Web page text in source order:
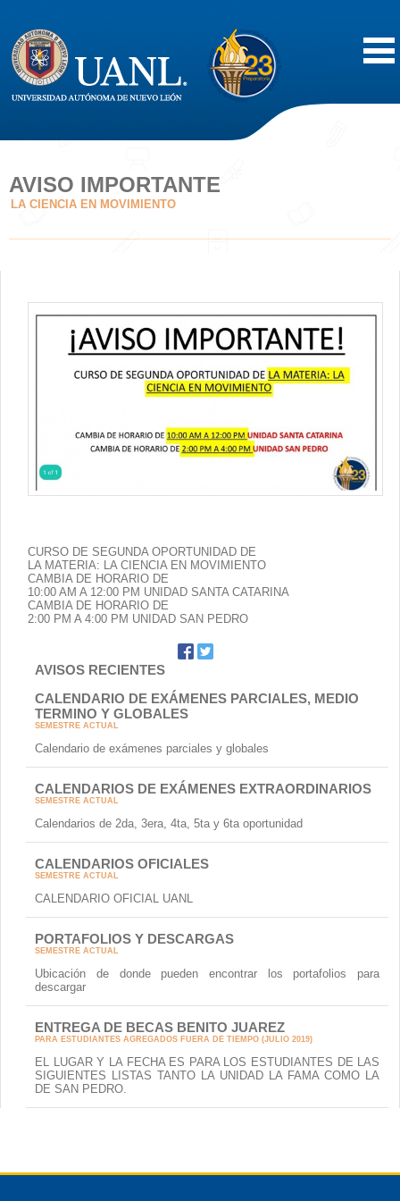
Acerca de
Servicios
Difusión
AVISO IMPORTANTE
LA CIENCIA EN MOVIMIENTO
CURSO DE SEGUNDA OPORTUNIDAD DE
LA MATERIA: LA CIENCIA EN MOVIMIENTO
CAMBIA DE HORARIO DE
10:00 AM A 12:00 PM UNIDAD SANTA CATARINA
CAMBIA DE HORARIO DE
2:00 PM A 4:00 PM UNIDAD SAN PEDRO
AVISOS RECIENTES
CALENDARIO DE EXÁMENES PARCIALES, MEDIO
TERMINO Y GLOBALES
SEMESTRE ACTUAL
Calendario de exámenes parciales y globales
CALENDARIOS DE EXÁMENES EXTRAORDINARIOS
SEMESTRE ACTUAL
Calendarios de 2da, 3era, 4ta, 5ta y 6ta oportunidad
CALENDARIOS OFICIALES
SEMESTRE ACTUAL
CALENDARIO OFICIAL UANL
PORTAFOLIOS Y DESCARGAS
SEMESTRE ACTUAL
Ubicación de donde pueden encontrar los portafolios para
descargar
ENTREGA DE BECAS BENITO JUAREZ
PARA ESTUDIANTES AGREGADOS FUERA DE TIEMPO (JULIO 2019)
EL LUGAR Y LA FECHA ES PARA LOS ESTUDIANTES DE LAS
SIGUIENTES LISTAS TANTO LA UNIDAD LA FAMA COMO LA
DE SAN PEDRO.